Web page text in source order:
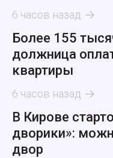
6 часов назад
Более 155
должница
квартиры
6 часов назад
В Кирове
дворики»:
двор